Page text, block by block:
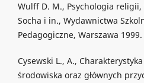
Wulff D. M., Psychologia religii,
Socha i in., Wydawnictwa
Pedagogiczne, Warszawa 1999.
Cysewski L., A.,
środowiska oraz głównych